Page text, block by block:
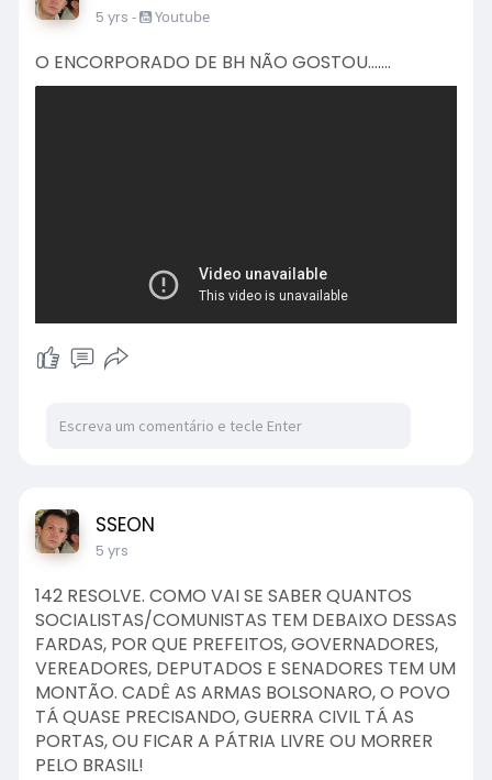
5 yrs - Youtube
O ENCORPORADO DE BH NÃO GOSTOU.......
SSEON
5 yrs
142 RESOLVE. COMO VAI SE SABER QUANTOS
SOCIALISTAS/COMUNISTAS TEM DEBAIXO DESSAS
FARDAS, POR QUE PREFEITOS, GOVERNADORES,
VEREADORES, DEPUTADOS E SENADORES TEM UM
MONTÃO. CADÊ AS ARMAS BOLSONARO, O POVO
TÁ QUASE PRECISANDO, GUERRA CIVIL TÁ AS
PORTAS, OU FICAR A PÁTRIA LIVRE OU MORRER
PELO BRASIL!